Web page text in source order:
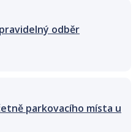
odběr
parkovacího místa u